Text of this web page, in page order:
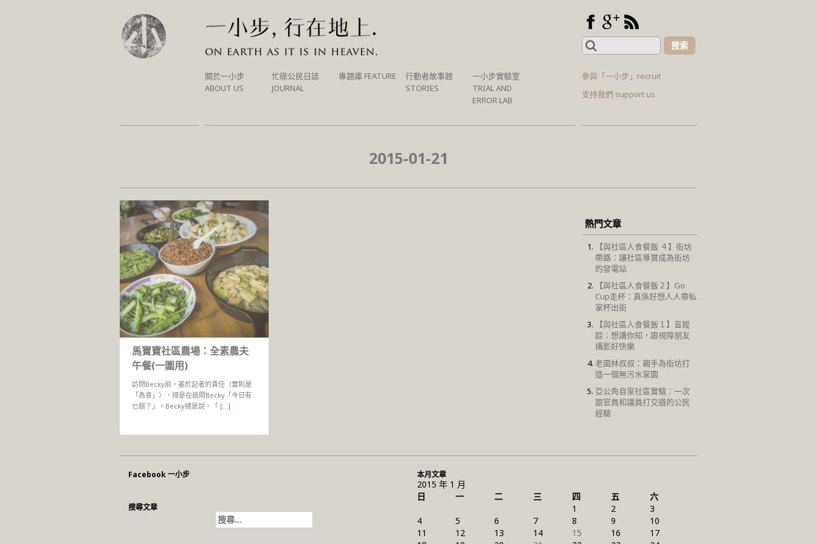
Search
for:
SKIP
TO
關於一小步
ABOUT US
忙碌公民日誌
JOURNAL
專題庫 FEATURE
行動者故事館
STORIES
一小步實驗室
TRIAL AND
ERROR LAB
參與「一小步」recruit
支持我們 support us
2015-01-21
馬寶寶社區農場：全素農夫
午餐(一圍用)
訪問Becky前，基於記者的責任（實則是
「為食」），總是在追問Becky「今日有
乜餸？」。Becky總是說，「 […]
熱門文章
【與社區人食餐飯 ４】街坊
帶路：讓社區導賞成為街坊
的發電站
【與社區人食餐飯２】Go
Cup走杯：真係好想人人帶私
家杯出街
【與社區人食餐飯１】盲蹤
踪：想講你知，跟視障朋友
攝影好快樂
老圍林叔叔：親手為街坊打
造一個無污水家園
亞公角自家社區實驗：一次
跟官員和議員打交道的公民
經驗
Facebook 一小步
搜尋文章
搜
尋
本月文章
2015 年 1 月
日
一 二 三 四 五
六
1
2
3
4
5 6 7 8 9
10
11
12 13 14 15 16
17